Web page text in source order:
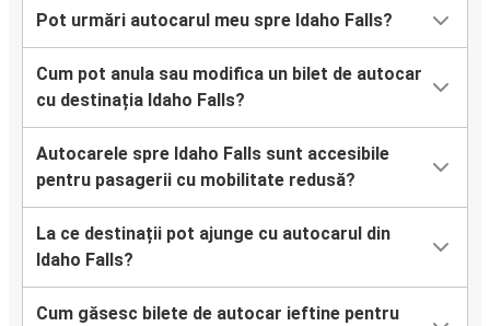
Pot urmări autocarul meu spre Idaho Falls?
Cum pot anula sau modifica un bilet de autocar
cu destinația Idaho Falls?
Autocarele spre Idaho Falls sunt accesibile
pentru pasagerii cu mobilitate redusă?
La ce destinații pot ajunge cu autocarul din
Idaho Falls?
Cum găsesc bilete de autocar ieftine pentru